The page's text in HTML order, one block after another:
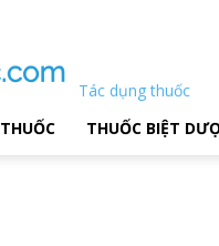
Tác dụng thuốc
THUỐC THUỐC BIỆT